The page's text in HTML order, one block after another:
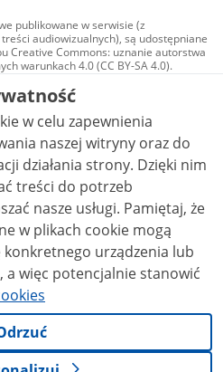
publikowane w serwisie (z
treści audiowizualnych), są udostępniane
Creative Commons: uznanie autorstwa
warunkach 4.0 (CC BY-SA 4.0).
w tym zdjęcia, materiały
udostępniane na licencji typu
uznanie autorstwa użycie
- bez utworów zależnych 4.0 (CC BY-
ile nie jest to stwierdzone inaczej.
w celu zapewnienia
naszej witryny oraz do
strony. Dzięki nim
treści do potrzeb
usługi. Pamiętaj, że
w plikach cookie mogą
urządzenia lub
a więc potencjalnie stanowić